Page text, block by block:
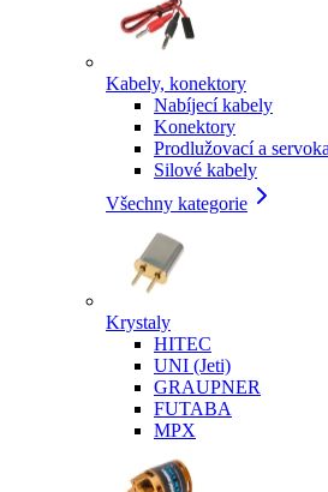
Kabely, konektory
Nabíjecí kabely
Konektory
Prodlužovací a
Silové kabely
Všechny kategorie
Krystaly
HITEC
UNI (Jeti)
GRAUPNER
FUTABA
MPX